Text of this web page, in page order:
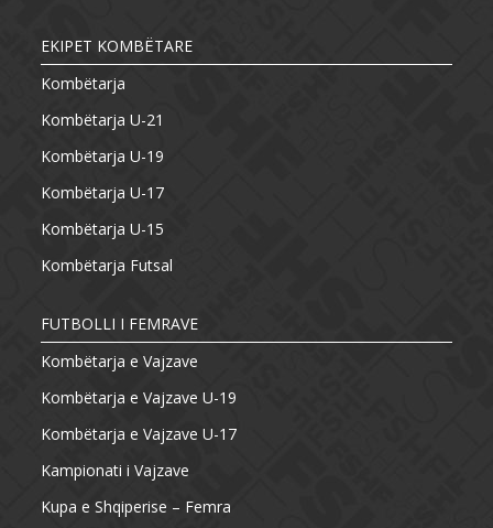
EKIPET KOMBËTARE
Kombëtarja
Kombëtarja U-21
Kombëtarja U-19
Kombëtarja U-17
Kombëtarja U-15
Kombëtarja Futsal
FUTBOLLI I FEMRAVE
Kombëtarja e Vajzave
Kombëtarja e Vajzave U-19
Kombëtarja e Vajzave U-17
Kampionati i Vajzave
Kupa e Shqiperise – Femra